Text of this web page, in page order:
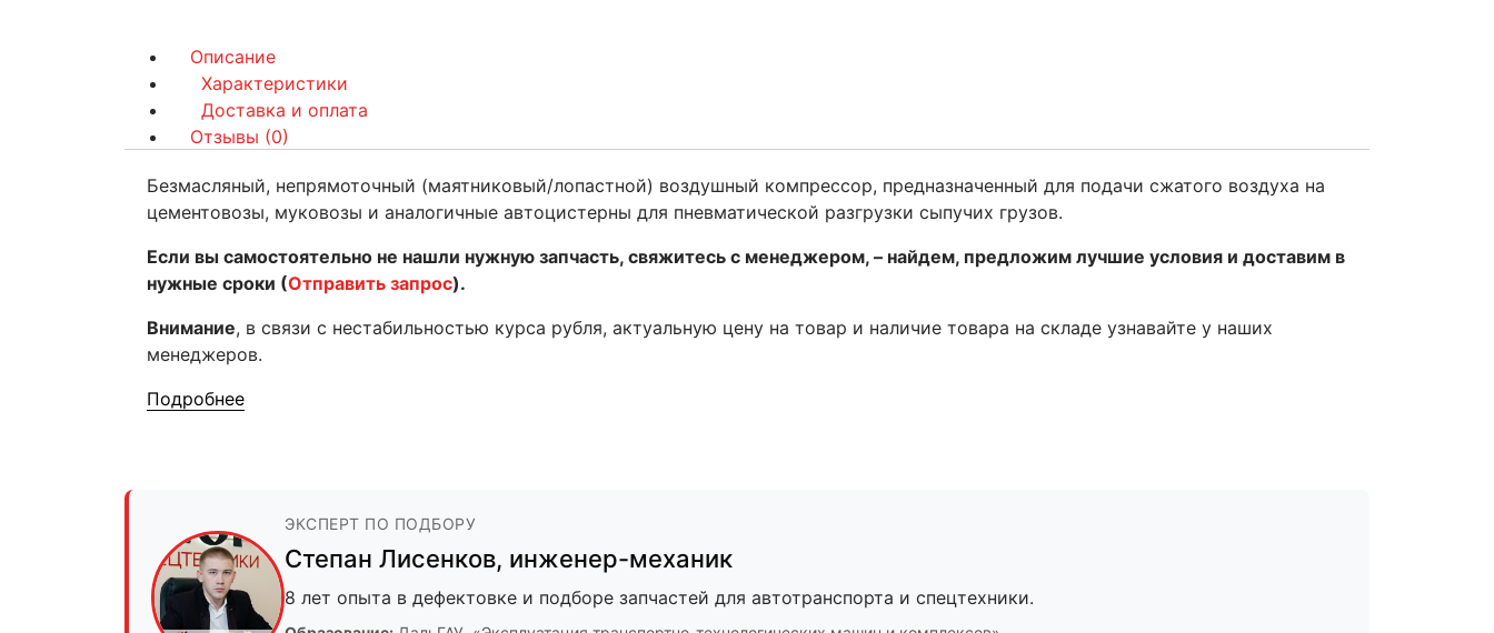
Описание
Характеристики
Доставка и оплата
Отзывы (0)
Безмасляный, непрямоточный (маятниковый/лопастной) воздушный компрессор, предназначенный для подачи сжатого воздуха на
цементовозы, муковозы и аналогичные автоцистерны для пневматической разгрузки сыпучих грузов.
Если вы самостоятельно не нашли нужную запчасть, свяжитесь с менеджером, – найдем, предложим лучшие условия и доставим в
нужные сроки (Отправить запрос).
Внимание, в связи с нестабильностью курса рубля, актуальную цену на товар и наличие товара на складе узнавайте у наших
менеджеров.
Подробнее
ЭКСПЕРТ ПО ПОДБОРУ
Степан Лисенков, инженер-механик
8 лет опыта в дефектовке и подборе запчастей для автотранспорта и спецтехники.